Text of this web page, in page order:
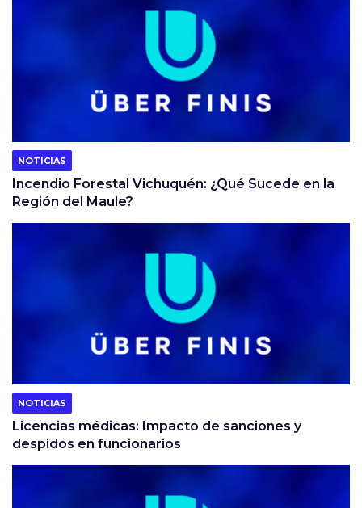
NOTICIAS
Incendio Forestal Vichuquén: ¿Qué Sucede en la
Región del Maule?
NOTICIAS
Licencias médicas: Impacto de sanciones y
despidos en funcionarios